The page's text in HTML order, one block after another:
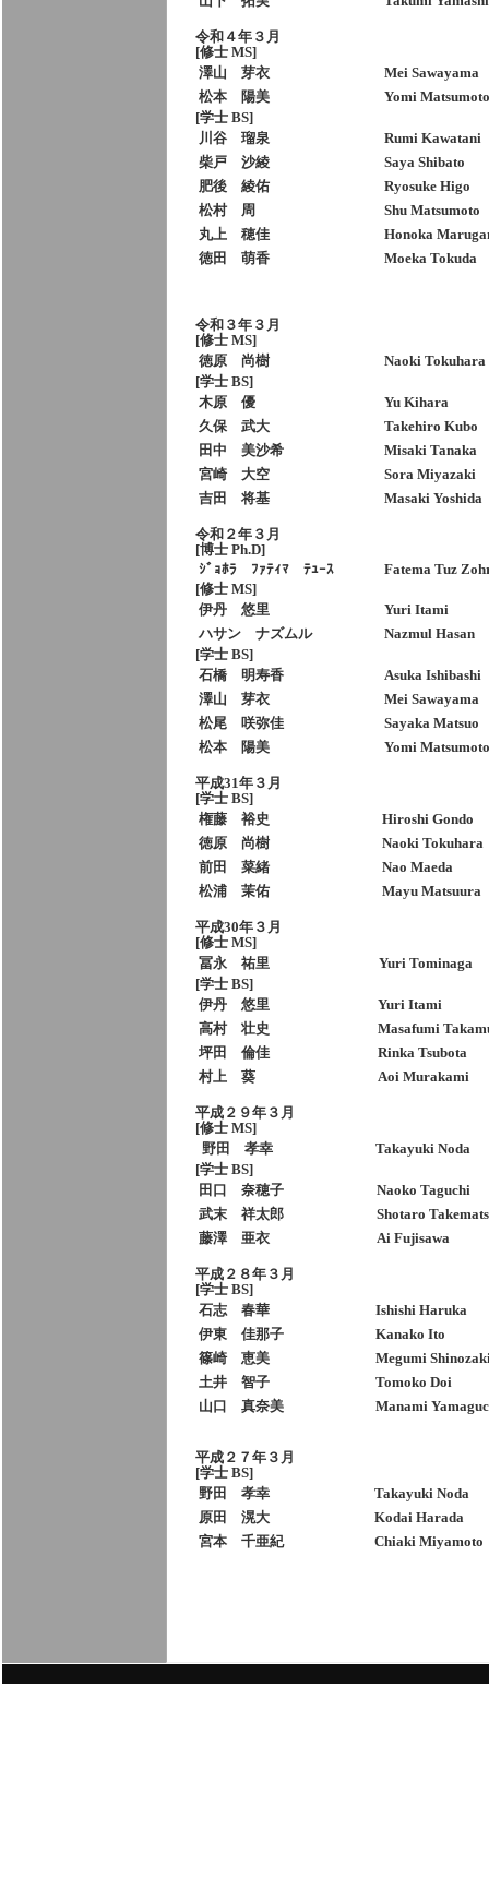
令和４年３月
[修士 MS]
澤山 芽衣
Mei Sawayama
松本 陽美
Yomi Matsumoto
[学士 BS]
川谷 瑠泉
Rumi Kawatani
柴戸 沙綾
Saya Shibato
肥後 綾佑
Ryosuke Higo
松村 周
Shu Matsumoto
丸上 穂佳
Honoka
徳田 萌香
Moeka Tokuda
令和３年３月
[修士 MS]
徳原 尚樹 Naoki Tokuhara
[学士 BS]
木原 優
Yu Kihara
久保 武大
Takehiro Kubo
田中 美沙希
Misaki Tanaka
宮崎 大空
Sora Miyazaki
吉田 将基
Masaki Yoshida
令和２年３月
[博士 Ph.D]
ｼﾞｮﾎﾗ ﾌｧﾃｨﾏ ﾃｭｰｽ Fatema Tuz
[修士 MS]
伊丹 悠里
Yuri Itami
ハサン ナズムル
Nazmul Hasan
[学士 BS]
石橋 明寿香
Asuka Ishibashi
澤山 芽衣
Mei Sawayama
松尾 咲弥佳
Sayaka Matsuo
松本 陽美
Yomi Matsumoto
平成31年３月
[学士 BS]
権藤 裕史
Hiroshi Gondo
徳原 尚樹
Naoki Tokuhara
前田 菜緒
Nao Maeda
松浦 茉佑
Mayu Matsuura
平成30年３月
[修士 MS]
冨永 祐里 Yuri Tominaga
[学士 BS]
伊丹 悠里
Yuri Itami
高村 壮史
Masafumi
坪田 倫佳
Rinka Tsubota
村上 葵
Aoi Murakami
平成２９年３月
[修士 MS]
野田 孝幸 Takayuki Noda
[学士 BS]
田口 奈穂子
Naoko Taguchi
武末 祥太郎
Shotaro
藤澤 亜衣
Ai Fujisawa
平成２８年３月
[学士 BS]
石志 春華
Ishishi Haruka
伊東 佳那子
Kanako Ito
篠崎 恵美
Megumi
土井 智子
Tomoko Doi
山口 真奈美
Manami
平成２７年３月
[学士 BS]
野田 孝幸
Takayuki Noda
原田 滉大
Kodai Harada
宮本 千亜紀
Chiaki Miyamoto